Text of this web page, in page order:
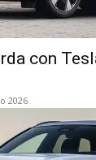
con
2026